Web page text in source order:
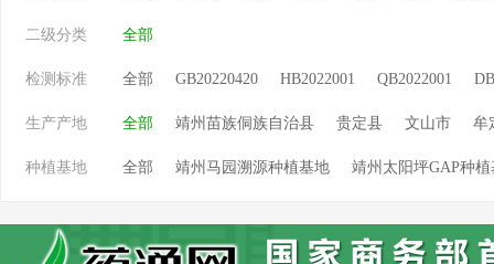
二级分类 全部
检测标准 全部 GB20220420 HB2022001 QB2022001
生产产地 全部 靖州苗族侗族自治县 贵定县 文山市 牟
种植基地 全部 靖州马园溯源种植基地
靖州太阳坪GAP种植
贵州黎平种植基地 云南文